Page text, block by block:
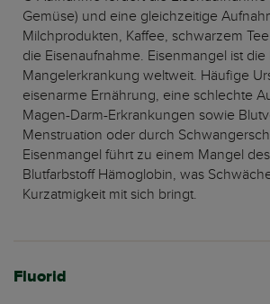
Gemüse) und eine gleichzeitige
Milchprodukten, Kaffee, schwarzem
die Eisenaufnahme. Eisenmangel ist die
Mangelerkrankung weltweit. Häufige
eisenarme Ernährung, eine schlechte
Magen-Darm-Erkrankungen sowie
Menstruation oder durch
Eisenmangel führt zu einem Mangel
Blutfarbstoff Hämoglobin, was
Kurzatmigkeit mit sich bringt.
Fluorid